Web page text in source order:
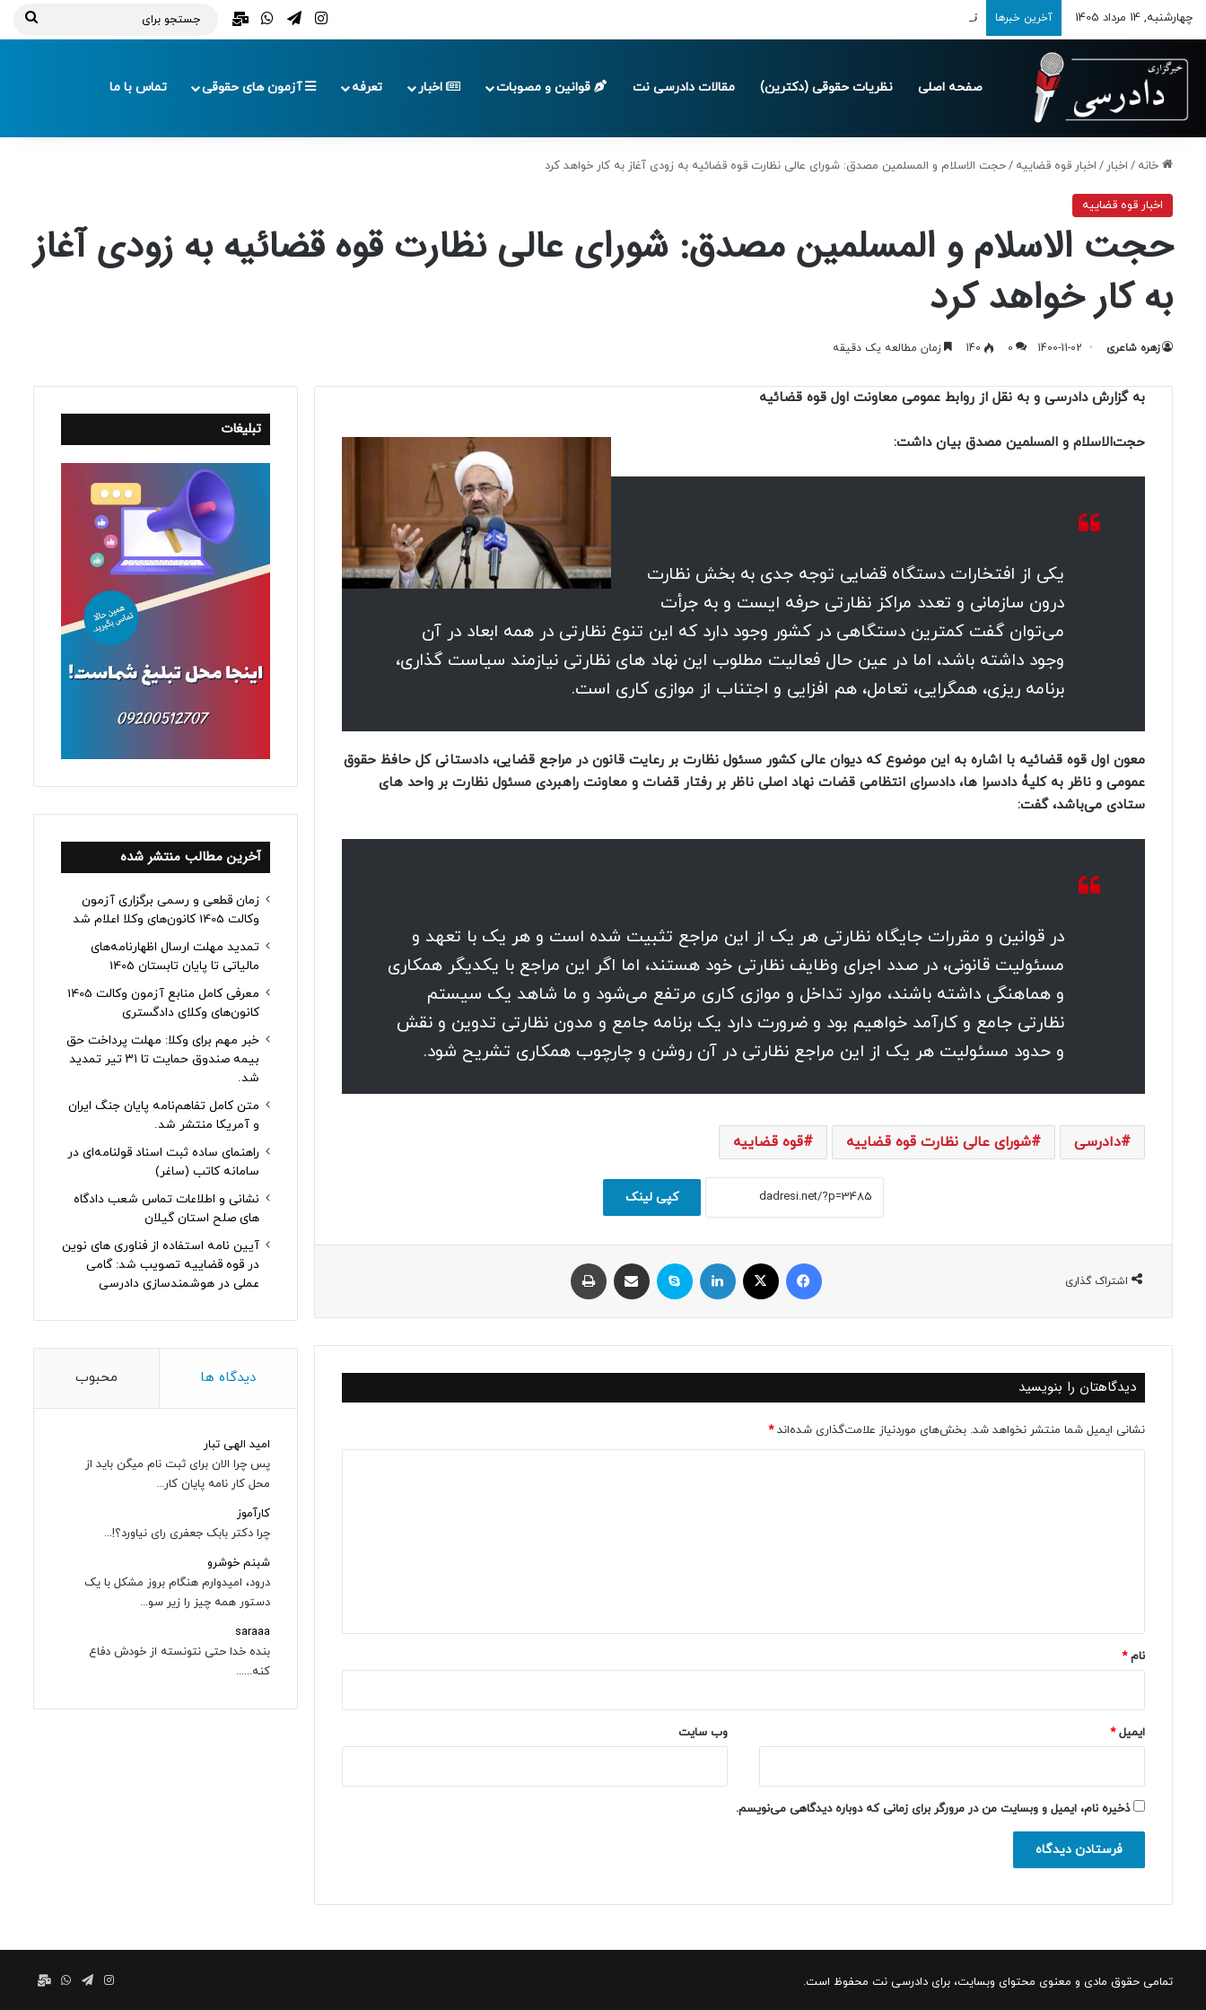
چهارشنبه, 14 مرداد 1405 آخرین خبرها تمدید مهلت ارسال اظهارنامه‌های مالیاتی تا پایان تابستان 1405 اینستاگرام
تلگرامواتس آپ
ایمیل
صفحه اصلی نظریات حقوقی (دکترین) مقالات دادرسی نت قوانین و مصوبات اخبار تعرفه آزمون های حقوقی تماس با ما
خانه / اخبار / اخبار قوه قضاییه /حجت‌ الاسلام و المسلمین مصدق: شورای عالی نظارت قوه قضائیه به زودی آغاز به کار خواهد کرد
اخبار قوه قضاییه
حجت‌ الاسلام و المسلمین مصدق: شورای عالی نظارت قوه قضائیه به زودی آغاز
به کار خواهد کرد
زهره شاعری 1400-11-02
0
140 زمان مطالعه یک دقیقه
به گزارش دادرسی و به نقل از روابط عمومی معاونت اول قوه قضائیه
حجت‌الاسلام و المسلمین مصدق بیان داشت:
یکی از افتخارات دستگاه قضایی توجه جدی به بخش نظارت
درون سازمانی و تعدد مراکز نظارتی حرفه‌ ایست و به جرأت
می‌توان گفت کمترین دستگاهی در کشور وجود دارد که این تنوع نظارتی در همه ابعاد در آن
وجود داشته باشد، اما در عین حال فعالیت مطلوب این نهاد‌ های نظارتی نیازمند سیاست‌ گذاری،
برنامه‌ ریزی، همگرایی، تعامل، هم افزایی و اجتناب از موازی کاری است.
معون اول قوه قضائیه با اشاره به این موضوع که دیوان عالی کشور مسئول نظارت بر رعایت قانون در مراجع قضایی، دادستانی کل حافظ حقوق
عمومی و ناظر به کلیۀ دادسرا ها، دادسرای انتظامی قضات نهاد اصلی ناظر بر رفتار قضات و معاونت راهبردی مسئول نظارت بر واحد‌ های
ستادی می‌باشد، گفت:
در قوانین و مقررات جایگاه نظارتی هر یک از این مراجع تثبیت شده است و هر یک با تعهد و
مسئولیت قانونی، در صدد اجرای وظایف نظارتی خود هستند، اما اگر این مراجع با یکدیگر همکاری
و هماهنگی داشته باشند، موارد تداخل و موازی کاری مرتفع می‌شود و ما شاهد یک سیستم
نظارتی جامع و کارآمد خواهیم بود و ضرورت دارد یک برنامه جامع و مدون نظارتی تدوین و نقش
و حدود مسئولیت هر یک از این مراجع نظارتی در آن روشن و چارچوب همکاری تشریح شود.
دادرسی شورای عالی نظارت قوه قضاییه قوه قضاییه
کپی لینک
اشتراک گذاری
فیسبوک ایکس لینکداین اسکایپ اشتراک با ایمیل
دیدگاهتان را بنویسید
نشانی ایمیل شما منتشر نخواهد شد. بخش‌های موردنیاز علامت‌گذاری شده‌اند*
نام*
ایمیل* وب‌ سایت
ذخیره نام، ایمیل و وبسایت من در مرورگر برای زمانی که دوباره دیدگاهی می‌نویسم.
تبلیغات
آخرین مطالب منتشر شده
زمان قطعی و رسمی برگزاری آزمون
وکالت 1405 کانون‌های وکلا اعلام شد
تمدید مهلت ارسال اظهارنامه‌های
مالیاتی تا پایان تابستان 1405
معرفی کامل منابع آزمون وکالت 1405
کانون‌های وکلای دادگستری
خبر مهم برای وکلا: مهلت پرداخت حق
بیمه صندوق حمایت تا ۳۱ تیر تمدید
شد.
متن کامل تفاهم‌نامه پایان جنگ ایران
و آمریکا منتشر شد.
راهنمای ساده ثبت اسناد قولنامه‌ای در
سامانه کاتب (ساغر)
نشانی و اطلاعات تماس شعب دادگاه
های صلح استان گیلان
آیین نامه استفاده از فناوری های نوین
در قوه قضاییه تصویب شد: گامی
عملی در هوشمندسازی دادرسی
دیدگاه ها محبوب
امید الهی تبار
پس چرا الان برای ثبت نام میگن باید از
محل کار نامه پایان کار...
کارآموز
چرا دکتر بابک جعفری رای نیاورد؟!...
شبنم خوشرو
درود، امیدوارم هنگام بروز مشکل با یک
دستور همه چیز را زیر سو...
saraaa
بنده خدا حتی نتونسته از خودش دفاع
کنه......
تمامی حقوق مادی و معنوی محتوای وبسایت، برای دادرسی نت محفوظ است. اینستاگرام
تلگرامواتسایمیل